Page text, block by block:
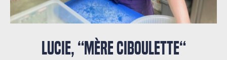
LUCIE, “MÈRE CIBOULETTE“